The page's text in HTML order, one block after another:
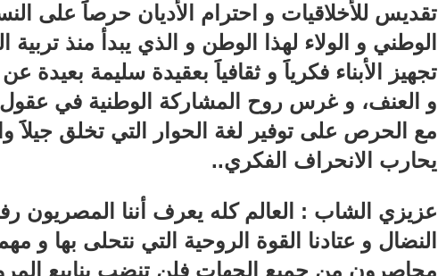
تقديس للأخلاقيات و احترام الأديان حرصاََ على
الوطني و الولاء لهذا الوطن و الذي يبدأ منذ تربية
تجهيز الأبناء فكرياََ و ثقافياََ بعقيدة سليمة بعيدة
و العنف، و غرس روح المشاركة الوطنية في عقول
مع الحرص على توفير لغة الحوار التي تخلق جيلاََ
يحارب الانحراف الفكري..
عزيزي الشاب : العالم كله يعرف أننا المصريون
النضال و عتادنا القوة الروحية التي نتحلى بها و
محاصرون من جميع الجهات فلن تنضب ينابيع